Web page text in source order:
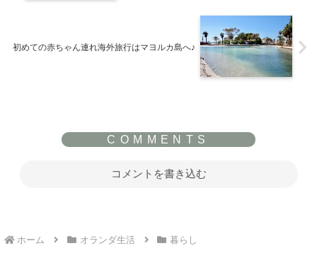
初めての赤ちゃん連れ海外旅行はマヨルカ島へ♪
コメントを書き込む
ホーム オランダ生活 暮らし